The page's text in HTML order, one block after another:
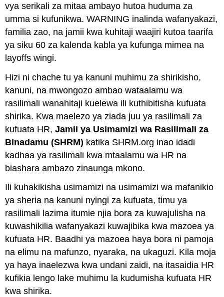
vya serikali za mitaa ambayo hutoa huduma za
umma si kufunikwa. WARNING inalinda wafanyakazi,
familia zao, na jamii kwa kuhitaji waajiri kutoa taarifa
ya siku 60 za kalenda kabla ya kufunga mimea na
layoffs wingi.
Hizi ni chache tu ya kanuni muhimu za shirikisho,
kanuni, na mwongozo ambao wataalamu wa
rasilimali wanahitaji kuelewa ili kuthibitisha kufuata
shirika. Kwa maelezo ya ziada juu ya rasilimali za
kufuata HR,Jamii ya Usimamizi wa Rasilimali za
Binadamu (SHRM) katika SHRM.org inao idadi
kadhaa ya rasilimali kwa mtaalamu wa HR na
biashara ambazo zinaunga mkono.
Ili kuhakikisha usimamizi na usimamizi wa mafanikio
ya sheria na kanuni nyingi za kufuata, timu ya
rasilimali lazima itumie njia bora za kuwajulisha na
kuwashikilia wafanyakazi kuwajibika kwa mazoea ya
kufuata HR. Baadhi ya mazoea haya bora ni pamoja
na elimu na mafunzo, nyaraka, na ukaguzi. Kila moja
ya haya inaelezwa kwa undani zaidi, na itasaidia HR
kufikia lengo lake muhimu la kudumisha kufuata HR
kwa shirika.